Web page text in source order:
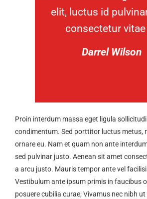
elit, luctus id
consectetur vitae
Darrel Wilson
Proin interdum massa eget ligula
condimentum. Sed porttitor luctus metus,
ornare eu. Nam et quam non ante
sed pulvinar justo. Aenean sit amet
a arcu justo. Mauris tempor ante vel
Vestibulum ante ipsum primis in faucibus
posuere cubilia curae; Vivamus nec nibh